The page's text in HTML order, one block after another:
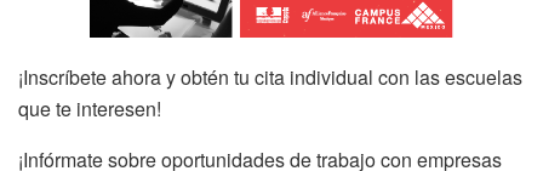
¡Inscríbete ahora y obtén tu cita individual con las escuelas
que te interesen!
¡Infórmate sobre oportunidades de trabajo con empresas